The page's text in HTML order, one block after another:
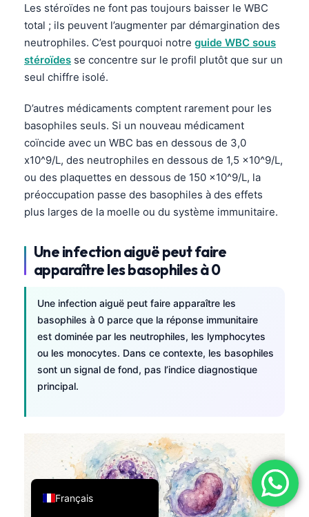
Les stéroïdes ne font pas toujours baisser le WBC
total ; ils peuvent l’augmenter par démargination des
neutrophiles. C’est pourquoi notre guide WBC sous
stéroïdes se concentre sur le profil plutôt que sur un
seul chiffre isolé.
D’autres médicaments comptent rarement pour les
basophiles seuls. Si un nouveau médicament
coïncide avec un WBC bas en dessous de 3,0
x10^9/L, des neutrophiles en dessous de 1,5 x10^9/L,
ou des plaquettes en dessous de 150 x10^9/L, la
préoccupation passe des basophiles à des effets
plus larges de la moelle ou du système immunitaire.
Une infection aiguë peut faire
apparaître les basophiles à 0
Une infection aiguë peut faire apparaître les
basophiles à 0 parce que la réponse immunitaire
est dominée par les neutrophiles, les lymphocytes
ou les monocytes. Dans ce contexte, les basophiles
sont un signal de fond, pas l’indice diagnostique
principal.
Français
English
Deutsch
Italiano
Español
Português
Ελληνικά
Română
简体中文
Български
Dansk
Nederlands
हिन्दी
Bahasa Indonesia
Íslenska
Српски језик
Svenska